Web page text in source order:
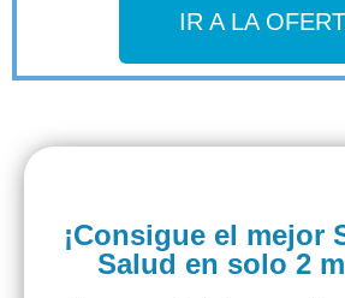
IR A LA
¡Consigue el mejor
Salud en solo 2